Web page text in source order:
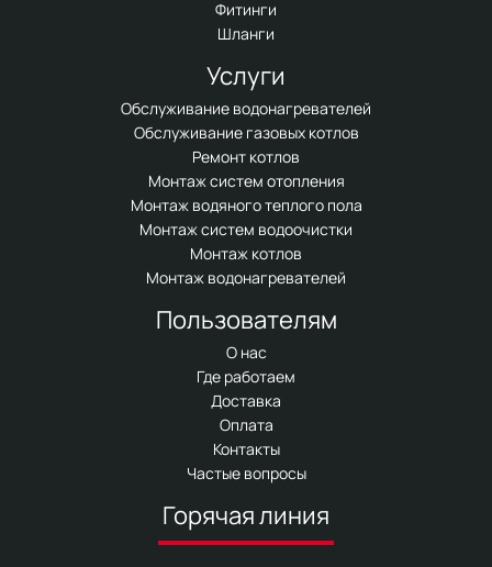
Фитинги
Шланги
Услуги
Обслуживание водонагревателей
Обслуживание газовых котлов
Ремонт котлов
Монтаж систем отопления
Монтаж водяного теплого пола
Монтаж систем водоочистки
Монтаж котлов
Монтаж водонагревателей
Пользователям
О нас
Где работаем
Доставка
Оплата
Контакты
Частые вопросы
Горячая линия